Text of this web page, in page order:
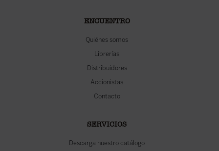
ENCUENTRO
Quiénes somos
Librerías
Distribuidores
Accionistas
Contacto
SERVICIOS
Descarga nuestro catálogo